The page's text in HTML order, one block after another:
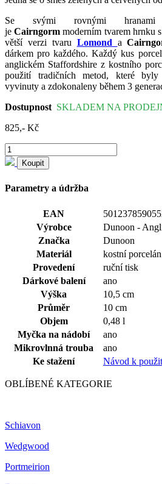
Se svými rovnými
jeCairngormmoderním tvarem hrnku
větší verzi tvaru Lomond a
dárkem pro každého. Každý kus
anglickém Staffordshire z kostního
použití tradičních metod, které
vyvinuty a zdokonaleny během 3
Dostupnost SKLADEM NA
825,- Kč
Koupit
Parametry a údržba
EAN
Výrobce
Dunoon -
Značka
Dunoon
Materiál
kostní porcelán
Provedení
ruční tisk
Dárkové balení
ano
Výška
10,5 cm
Průměr
10 cm
Objem
0,48 l
Myčka na nádobí
ano
Mikrovlnná trouba
ano
Ke stažení
Návod k
OBLÍBENÉ KATEGORIE
Schiavon
Wedgwood
Portmeirion